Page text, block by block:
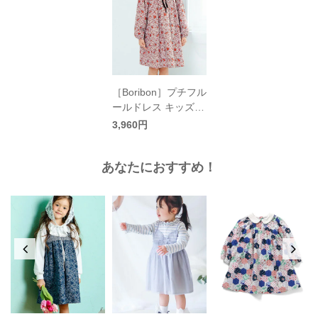
［Boribon］プチフル
ールドレス キッズ／
ボリボン
3,960円
あなたにおすすめ！